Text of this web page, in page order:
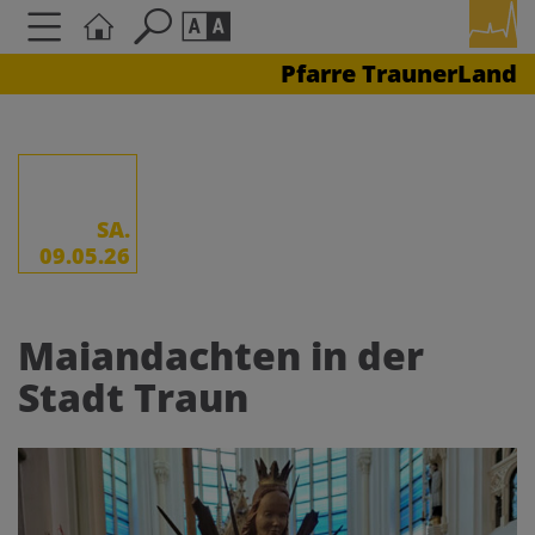
Pfarre TraunerLand
Schriftgröße
AA
A A A A A
SA.
09.05.26
Maiandachten in der
Stadt Traun